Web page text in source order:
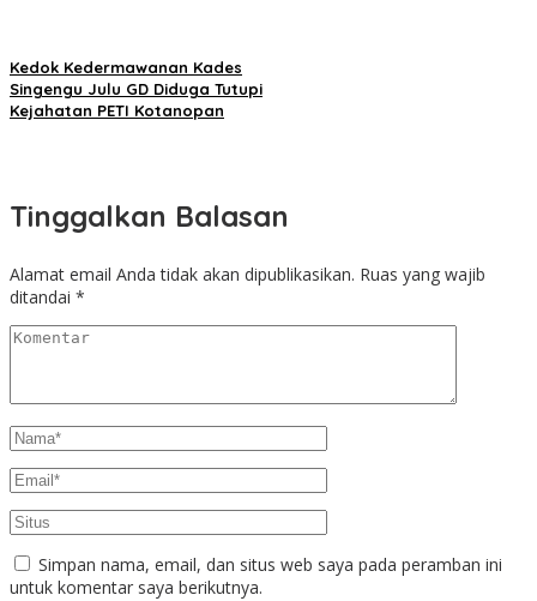
Kedok Kedermawanan Kades
Singengu Julu GD Diduga Tutupi
Kejahatan PETI Kotanopan
Tinggalkan Balasan
Alamat email Anda tidak akan dipublikasikan. Ruas yang wajib
ditandai *
Simpan nama, email, dan situs web saya pada peramban ini
untuk komentar saya berikutnya.